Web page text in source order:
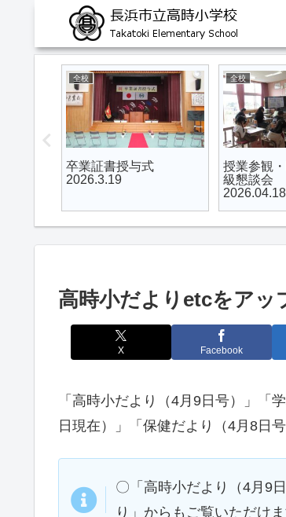
全校
卒業証書授与式
2026.3.19
全校
授業参観
級懇談
2026.04.18
高時小だよりetcをアッ
X Facebook
「高時小だより（4月9日号）」「
日現在）」「保健だより（4月8日
〇「高時小だより（4月9日
り」からもご覧いただけま